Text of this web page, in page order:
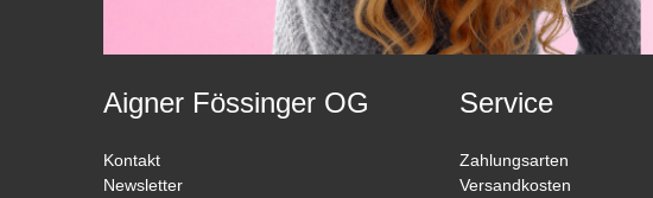
Aigner Fössinger OG
Kontakt
Newsletter
Service
Zahlungsarten
Versandkosten